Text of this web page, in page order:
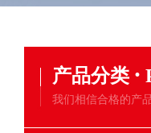
产品分类 ·
我们相信合格的产